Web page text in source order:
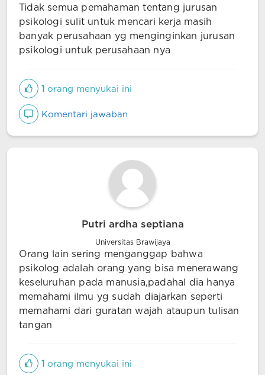
Tidak semua pemahaman tentang jurusan
psikologi sulit untuk mencari kerja masih
banyak perusahaan yg menginginkan jurusan
psikologi untuk perusahaan nya
1 orang menyukai ini
Komentari jawaban
Putri ardha septiana
Universitas Brawijaya
Orang lain sering menganggap bahwa
psikolog adalah orang yang bisa menerawang
keseluruhan pada manusia,padahal dia hanya
memahami ilmu yg sudah diajarkan seperti
memahami dari guratan wajah ataupun tulisan
tangan
1 orang menyukai ini